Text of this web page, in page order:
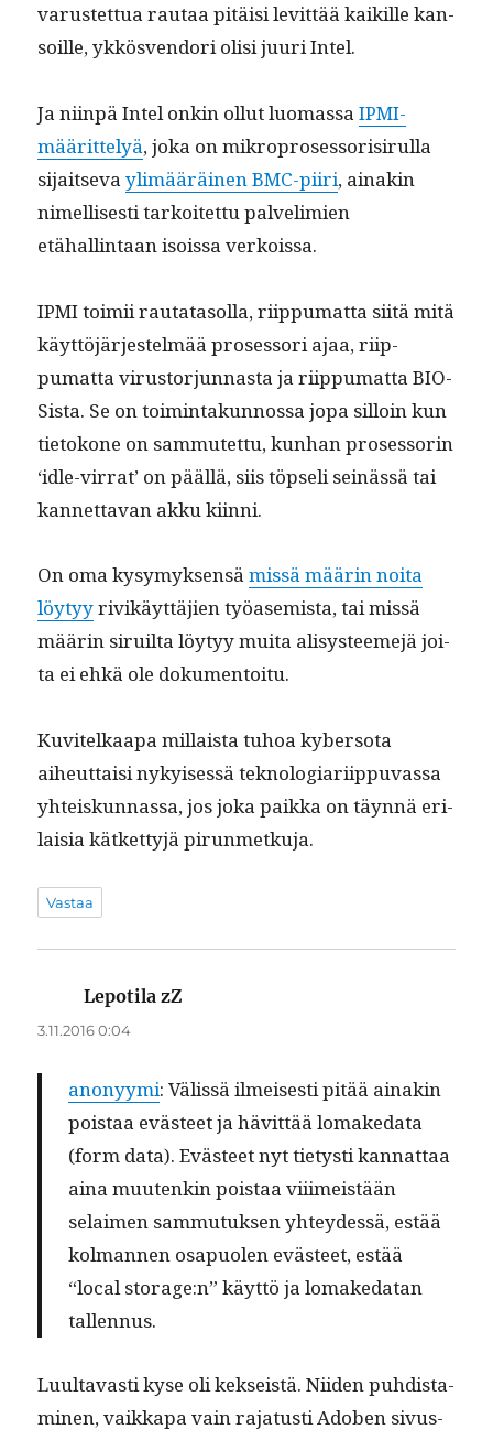
varustet­tua rautaa pitäisi levit­tää kaikille kan­
soille, ykkösven­dori olisi juuri Intel.
Ja niin­pä Intel onkin ollut luo­mas­saIPMI-
määrit­te­lyä, joka on mikro­pros­es­sorisir­ul­la
sijait­se­vaylimääräi­nen BMC-piiri, ainakin
nimel­lis­es­ti tarkoitet­tu palve­lim­ien
etähallintaan isois­sa verkoissa.
IPMI toimii rautata­sol­la, riip­pumat­ta siitä mitä
käyt­töjär­jestelmää pros­es­sori ajaa, riip­
pumat­ta virus­tor­jun­nas­ta ja riip­pumat­ta BIO­
Sista. Se on toim­intakun­nos­sa jopa sil­loin kun
tietokone on sam­mutet­tu, kun­han pros­es­sorin
‘idle-vir­rat’ on pääl­lä, siis töpseli seinässä tai
kan­net­ta­van akku kiinni.
On oma kysymyk­sen­sämis­sä määrin noi­ta
löy­tyyrivikäyt­täjien työasemista, tai mis­sä
määrin siruil­ta löy­tyy mui­ta alisys­teeme­jä joi­
ta ei ehkä ole dokumentoitu.
Kuvitelka­a­pa mil­laista tuhoa kyber­so­ta
aiheut­taisi nykyisessä teknolo­gia­ri­ip­pu­vas­sa
yhteiskun­nas­sa, jos joka paik­ka on täyn­nä eri­
laisia kätket­tyjä pirunmetkuja.
Vastaa
Lepotila zZ
3.11.2016 0:04
anonyy­mi: Välis­sä ilmeis­es­ti pitää ainakin
pois­taa eväs­teet ja hävit­tää lomake­da­ta
(form data). Eväs­teet nyt tietysti kan­nat­taa
aina muutenkin pois­taa vii­imeistään
selaimen sam­mu­tuk­sen yhtey­dessä, estää
kol­man­nen osa­puolen eväs­teet, estää
“local storage:n” käyt­tö ja lomake­datan
tallennus.
Luul­tavasti kyse oli kek­seistä. Niiden puhdis­t­a­
mi­nen, vaikka­pa vain raja­tusti Adoben sivus­